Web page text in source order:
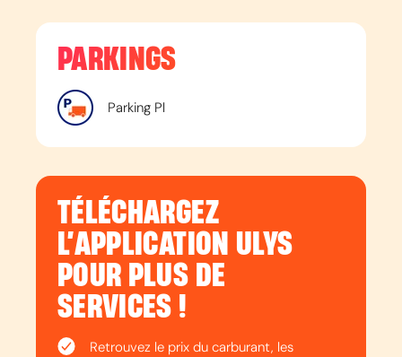
PARKINGS
Parking Pl
TÉLÉCHARGEZ
L’APPLICATION ULYS
POUR PLUS DE
SERVICES !
Retrouvez le prix du carburant, les